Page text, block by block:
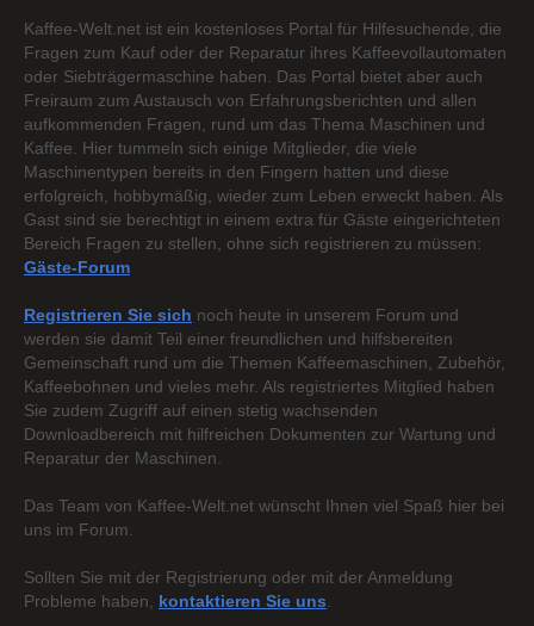
Kaffee-Welt.net ist ein kostenloses Portal für Hilfesuchende, die
Fragen zum Kauf oder der Reparatur ihres Kaffeevollautomaten
oder Siebträgermaschine haben. Das Portal bietet aber auch
Freiraum zum Austausch von Erfahrungsberichten und allen
aufkommenden Fragen, rund um das Thema Maschinen und
Kaffee. Hier tummeln sich einige Mitglieder, die viele
Maschinentypen bereits in den Fingern hatten und diese
erfolgreich, hobbymäßig, wieder zum Leben erweckt haben. Als
Gast sind sie berechtigt in einem extra für Gäste eingerichteten
Bereich Fragen zu stellen, ohne sich registrieren zu müssen:
Gäste-Forum
Registrieren Sie sich noch heute in unserem Forum und
werden sie damit Teil einer freundlichen und hilfsbereiten
Gemeinschaft rund um die Themen Kaffeemaschinen, Zubehör,
Kaffeebohnen und vieles mehr. Als registriertes Mitglied haben
Sie zudem Zugriff auf einen stetig wachsenden
Downloadbereich mit hilfreichen Dokumenten zur Wartung und
Reparatur der Maschinen.
Das Team von Kaffee-Welt.net wünscht Ihnen viel Spaß hier bei
uns im Forum.
Sollten Sie mit der Registrierung oder mit der Anmeldung
Probleme haben, kontaktieren Sie uns